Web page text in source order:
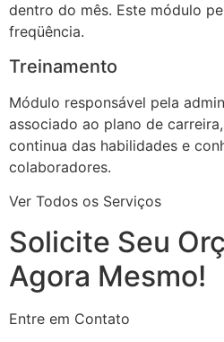
dentro do mês. Este módulo
freqüência.
Treinamento
Módulo responsável pela
associado ao plano de
continua das habilidades e
colaboradores.
Ver Todos os Serviços
Solicite Seu
Agora Mesmo!
Entre em Contato